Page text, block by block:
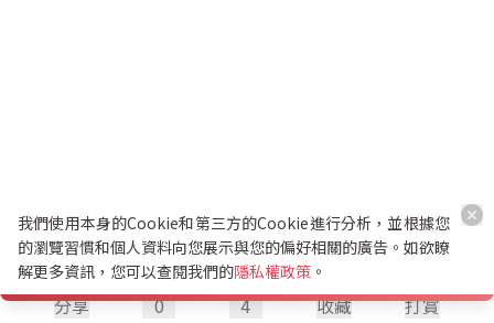
分享 0 4 收藏 打賞
我們使用本身的Cookie和第三方的Cookie進行分析，並根據您
的瀏覽習慣和個人資料向您展示與您的偏好相關的廣告。如欲瞭
解更多資訊，您可以查閱我們的隱私權政策 。